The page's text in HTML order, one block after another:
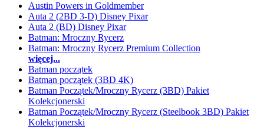
Austin Powers in Goldmember
Auta 2 (2BD 3-D) Disney Pixar
Auta 2 (BD) Disney Pixar
Batman: Mroczny Rycerz
Batman: Mroczny Rycerz Premium Collection
więcej...
Batman początek
Batman początek (3BD 4K)
Batman Początek/Mroczny Rycerz (3BD) Pakiet
Kolekcjonerski
Batman Początek/Mroczny Rycerz (Steelbook 3BD) Pakiet
Kolekcjonerski